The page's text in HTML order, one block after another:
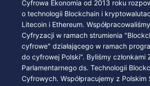
Cyfrowa Ekonomia od 2013 roku
o technologii Blockchain i
Litecoin i Ethereum.
Cyfryzacji w ramach strumienia
cyfrowe" działającego w ramach
do cyfrowej Polski". Byliśmy członkami
Parlamentarnego ds. Technologii
Cyfrowych. Współpracujemy z Polskim